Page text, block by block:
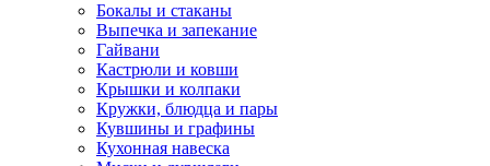
Бокалы и стаканы
Выпечка и запекание
Гайвани
Кастрюли и ковши
Крышки и колпаки
Кружки, блюдца и пары
Кувшины и графины
Кухонная навеска